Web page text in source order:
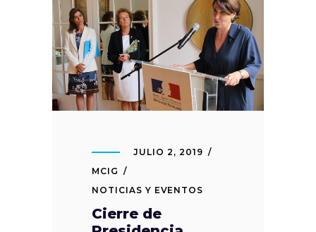
JULIO 2, 2019
MCIG
NOTICIAS Y EVENTOS
Cierre de